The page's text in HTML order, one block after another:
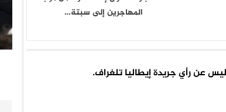
المهاجرين إلى سبتة…
عن رأي جريدة إيطاليا تلغراف.